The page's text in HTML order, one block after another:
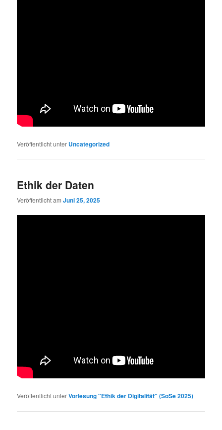
Veröffentlicht unter Uncategorized
Ethik der Daten
Veröffentlicht amJuni 25, 2025
Veröffentlicht unterVorlesung "Ethik der Digitalität" (SoSe 2025)